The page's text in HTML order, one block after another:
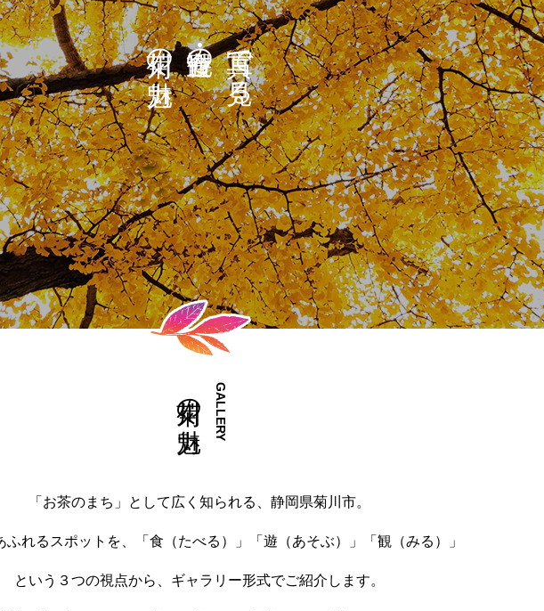
おみく
名所
1
【MALA PUA】南国気分を満喫できるハワイ
アンカフェが新登場！【菊川グルメスポッ
ト】
2
【オシャレ
素敵なお昼
スポット】
グルメスポット
【絶品キャラメリゼ】お持ち帰りスイー
ツは「アンベリー」がおススメ！【菊川
グルメスポット】
観光スポット
【知恵の仏さま】休日
蔵院」でお堂巡り！【
ト】
菊川ならではの素敵な場所、思い出を
残す体験ができる、菊川の「遊」をご
紹介いたします。
自然あふれる景観をはじ
光名所から知られざる穴
の「観」をご紹介いたし
で
る
の
の
GALLERY
菊川の魅力
「お茶のまち」として広く知られる、静岡県菊川市。
ふれるスポットを、「食（たべる）」「遊（あそぶ）」「観（みる）」
という３つの視点から、ギャラリー形式でご紹介します。